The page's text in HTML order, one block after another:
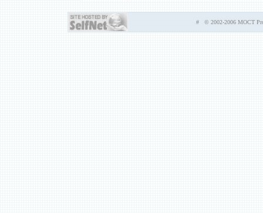
# © 2002-2006 MOCT